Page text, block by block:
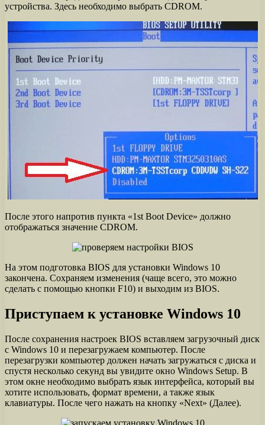
устройства. Здесь необходимо выбрать CDROM.
После этого напротив пункта «1st Boot Device» должно
отображаться значение CDROM.
На этом подготовка BIOS для установки Windows 10
закончена. Сохраняем изменения (чаще всего, это можно
сделать с помощью кнопки F10) и выходим из BIOS.
Приступаем к установке Windows 10
После сохранения настроек BIOS вставляем загрузочный диск
с Windows 10 и перезагружаем компьютер. После
перезагрузки компьютер должен начать загружаться с диска и
спустя несколько секунд вы увидите окно Windows Setup. В
этом окне необходимо выбрать язык интерфейса, который вы
хотите использовать, формат времени, а также язык
клавиатуры. После чего нажать на кнопку «Next» (Далее).